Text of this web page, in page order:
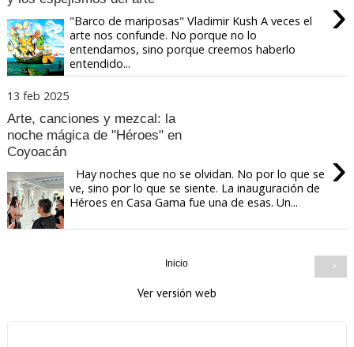
›
"Barco de mariposas" Vladimir Kush A veces el
arte nos confunde. No porque no lo
entendamos, sino porque creemos haberlo
entendido...
13 feb 2025
Arte, canciones y mezcal: la
noche mágica de "Héroes" en
Coyoacán
›
Hay noches que no se olvidan. No por lo que se
ve, sino por lo que se siente. La inauguración de
Héroes en Casa Gama fue una de esas. Un...
›
Inicio
Ver versión web